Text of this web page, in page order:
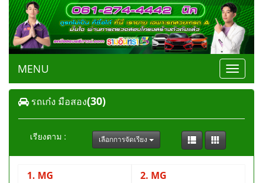
Toggle
MENU
รถเก๋ง มือสอง(30)
เรียงตาม : เลือกการจัดเรียง
1. MG 2. MG